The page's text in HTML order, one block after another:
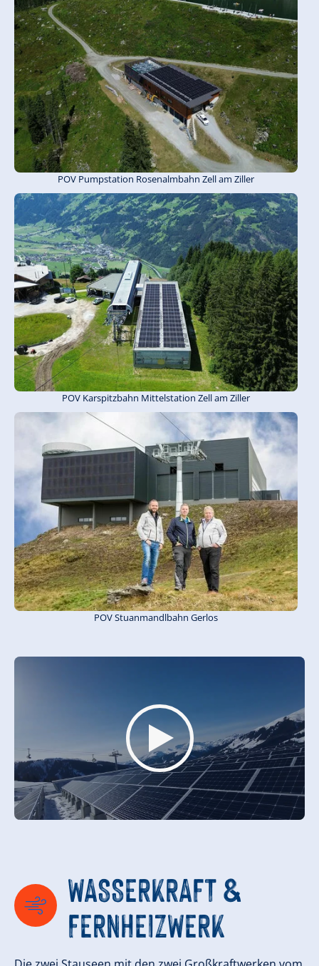
POV Pumpstation Rosenalmbahn Zell am Ziller
POV Karspitzbahn Mittelstation Zell am Ziller
POV Stuanmandlbahn Gerlos
WASSERKRAFT &
FERNHEIZWERK